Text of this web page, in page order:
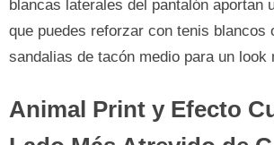
blancas laterales del pantalón aportan
que puedes reforzar con tenis blancos
sandalias de tacón medio para un look
Animal Print y Efecto